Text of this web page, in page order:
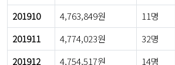
201910
4,763,849원 11명
201911
4,774,023원 32명
201912
4,754,517원 14명